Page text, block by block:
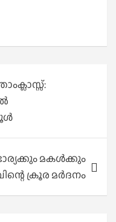
മകൾക്കും
ക്രൂര മർദനം